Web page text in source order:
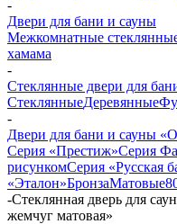
-
Двери для бани и сауны
Межкомнатные
хамама
-
Стеклянные двери для
СтеклянныеДеревянные
-
Двери для бани и сауны
Серия «Престиж»Серия
рисункомСерия «Русская
«Эталон»БронзаМатовые
-Стеклянная дверь для
жемчуг матовая»